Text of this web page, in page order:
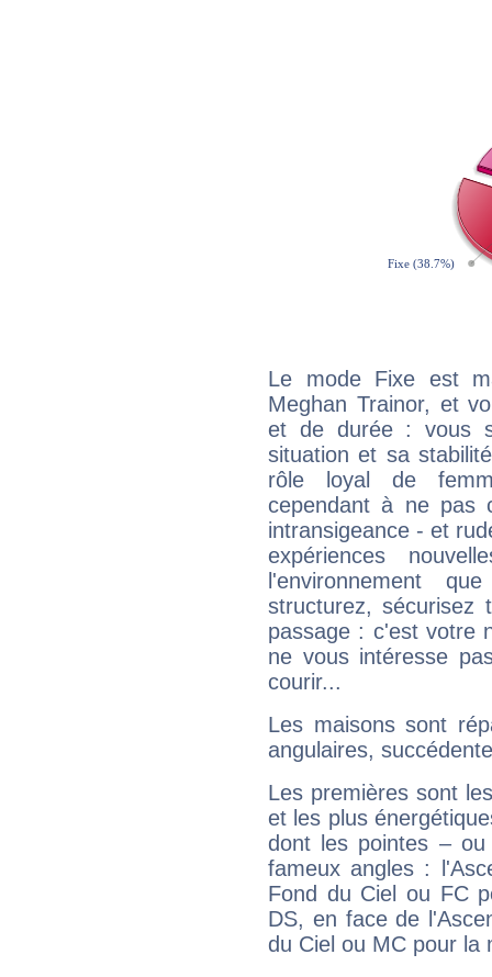
Le mode Fixe est
Meghan Trainor, et
et de durée : vous
situation et sa
rôle loyal de
cependant à ne pas
intransigeance - et
expériences
l'environnement
structurez, sécurisez
passage : c'est votre
ne vous intéresse
courir...
Les maisons sont
angulaires,
Les premières sont
et les plus
dont les pointes –
fameux angles :
Fond du Ciel ou FC
DS, en face de
du Ciel ou MC pour la